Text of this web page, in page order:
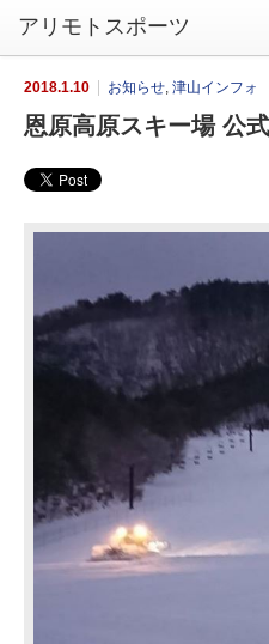
2018.1.10 お知らせ, 津山インフォ
恩原高原スキー場 公